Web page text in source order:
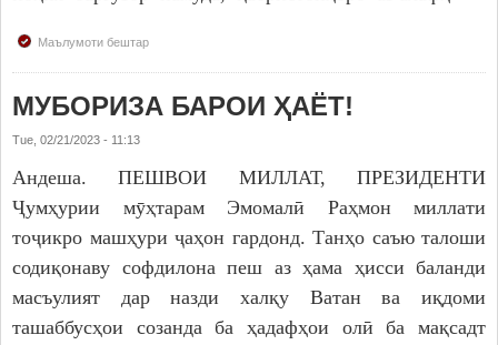
Маълумоти бештар
МУБОРИЗА БАРОИ ҲАЁТ!
Tue, 02/21/2023 - 11:13
Андеша. ПЕШВОИ МИЛЛАТ, ПРЕЗИДЕНТИ
Ҷумҳурии мӯҳтарам Эмомалӣ Раҳмон миллати
тоҷикро машҳури ҷаҳон гардонд. Танҳо саъю талоши
содиқонаву софдилона пеш аз ҳама ҳисси баланди
масъулият дар назди халқу Ватан ва иқдоми
ташаббусҳои созанда ба ҳадафҳои олӣ ба мақсадт